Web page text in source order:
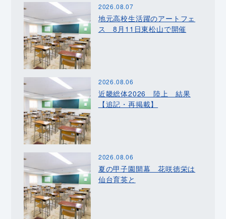
2026.08.07
地元高校生活躍のアートフェ
ス 8月11日東松山で開催
2026.08.06
近畿総体2026 陸上 結果
【追記・再掲載】
2026.08.06
夏の甲子園開幕 花咲徳栄は
仙台育英と